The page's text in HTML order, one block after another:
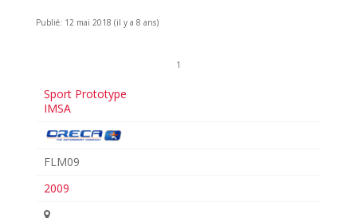
Publié: 12 mai 2018 (il y a 8 ans)
1
Sport Prototype
IMSA
FLM09
2009